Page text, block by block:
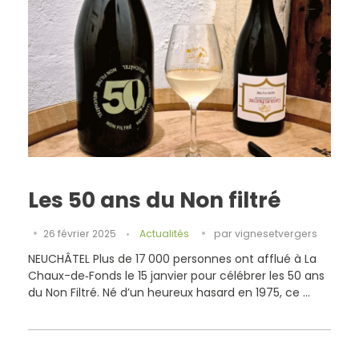
Les 50 ans du Non filtré
26 février 2025 Actualités par vignesetvergers
NEUCHÂTEL Plus de 17 000 personnes ont afflué à La
Chaux-de‑Fonds le 15 janvier pour célébrer les 50 ans
du Non Filtré. Né d’un heureux hasard en 1975, ce ...